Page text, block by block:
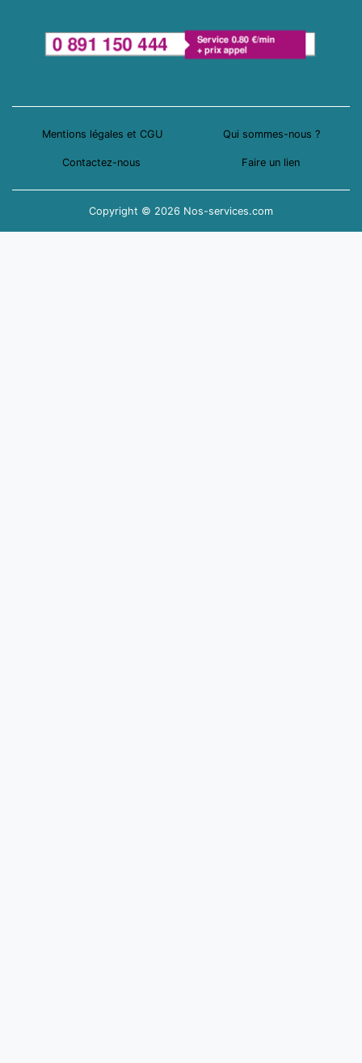
Mentions légales et CGU Qui sommes-nous ?
Contactez-nous Faire un lien
Copyright © 2026 Nos-services.com